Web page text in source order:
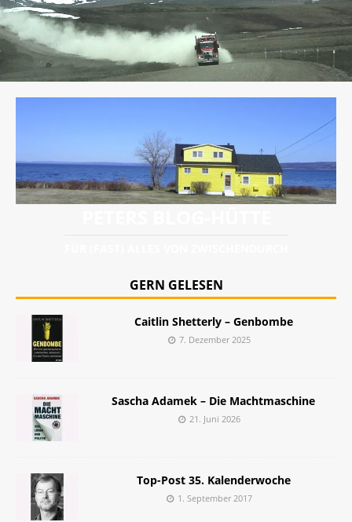
GERN GELESEN
Caitlin Shetterly – Genbombe
7. Dezember 2025
Sascha Adamek – Die Machtmaschine
21. Juni 2026
Top-Post 35. Kalenderwoche
1. September 2017